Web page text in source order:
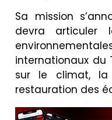
Sa mission
devra articuler
internationaux du
sur le climat, la
restauration des